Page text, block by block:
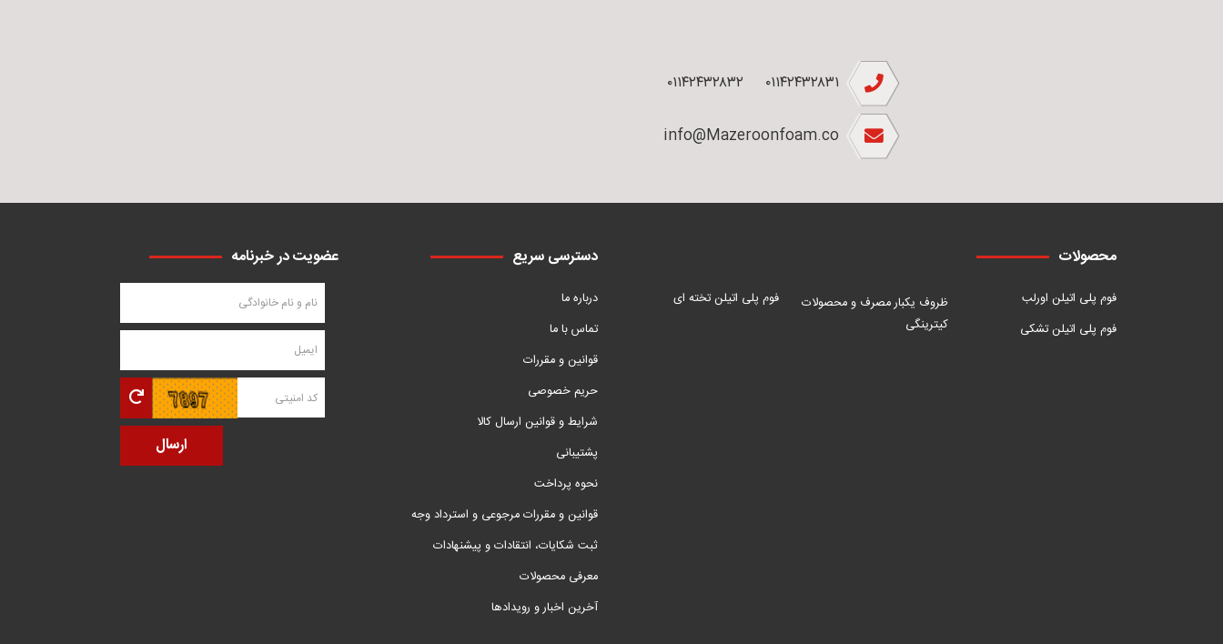
۰۱۱۴۲۴۳۲۸۳۱ ۰۱۱۴۲۴۳۲۸۳۲
info@Mazeroonfoam.co
محصولات
فوم پلی اتیلن اورلب
فوم پلی اتیلن تشکی
ظروف یکبار مصرف و محصولات
کیترینگی
فوم پلی اتیلن تخته ای
دسترسی سریع
درباره ما
تماس با ما
قوانین و مقررات
حریم خصوصی
شرایط و قوانین ارسال کالا
پشتیبانی
نحوه پرداخت
قوانین و مقررات مرجوعی و استرداد وجه
ثبت شکایات، انتقادات و پیشنهادات
معرفی محصولات
آخرین اخبار و رویدادها
عضویت در خبرنامه